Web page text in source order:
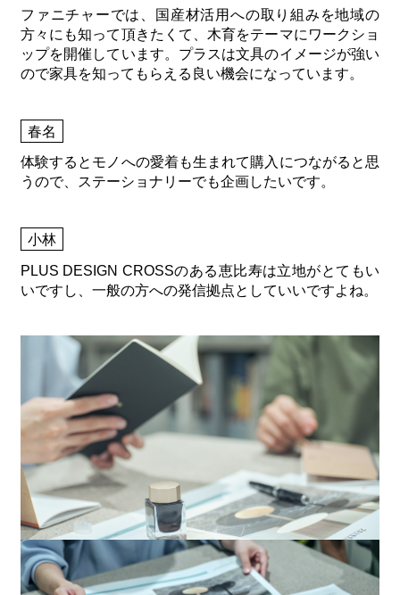
ファニチャーでは、国産材活用への取り組みを地域の
方々にも知って頂きたくて、木育をテーマにワークショ
ップを開催しています。プラスは文具のイメージが強い
ので家具を知ってもらえる良い機会になっています。
春名
体験するとモノへの愛着も生まれて購入につながると思
うので、ステーショナリーでも企画したいです。
小林
PLUS DESIGN CROSSのある恵比寿は立地がとてもい
いですし、一般の方への発信拠点としていいですよね。